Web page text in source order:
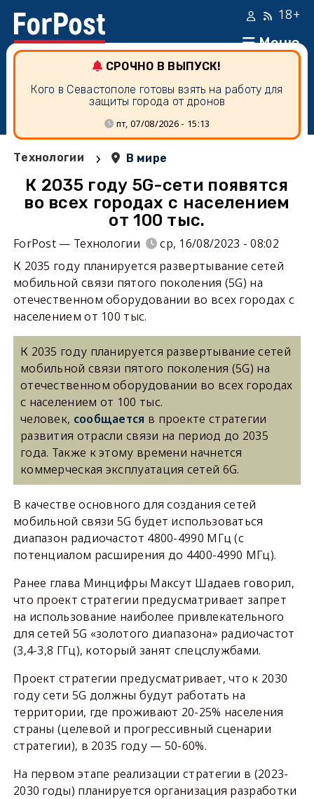
Меню
18+
СРОЧНО В ВЫПУСК!
Кого в Севастополе готовы взять на работу для
защиты города от дронов
пт, 07/08/2026 - 15:13
Технологии › В мире
К 2035 году 5G-сети появятся
во всех городах с населением
от 100 тыс.
ForPost — Технологии
ср, 16/08/2023 - 08:02
К 2035 году планируется развертывание сетей
мобильной связи пятого поколения (5G) на
отечественном оборудовании во всех городах с
населением от 100 тыс.
К 2035 году планируется развертывание сетей
мобильной связи пятого поколения (5G) на
отечественном оборудовании во всех городах
с населением от 100 тыс.
человек, сообщается в проекте стратегии
развития отрасли связи на период до 2035
года. Также к этому времени начнется
коммерческая эксплуатация сетей 6G.
В качестве основного для создания сетей
мобильной связи 5G будет использоваться
диапазон радиочастот 4800-4990 МГц (с
потенциалом расширения до 4400-4990 МГц).
Ранее глава Минцифры Максут Шадаев говорил,
что проект стратегии предусматривает запрет
на использование наиболее привлекательного
для сетей 5G «золотого диапазона» радиочастот
(3,4-3,8 ГГц), который занят спецслужбами.
Проект стратегии предусматривает, что к 2030
году сети 5G должны будут работать на
территории, где проживают 20-25% населения
страны (целевой и прогрессивный сценарии
стратегии), в 2035 году — 50-60%.
На первом этапе реализации стратегии в (2023-
2030 годы) планируется организация разработки